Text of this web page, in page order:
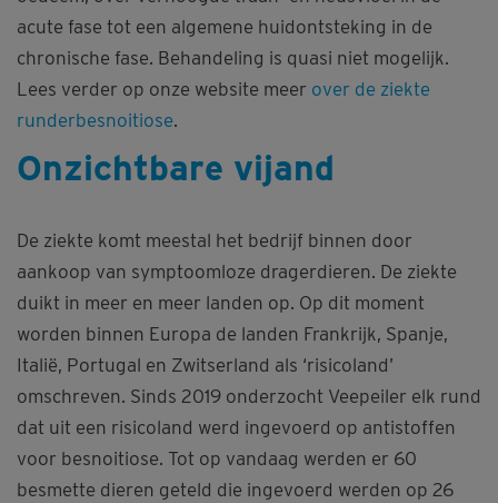
acute fase tot een algemene huidontsteking in de
chronische fase. Behandeling is quasi niet mogelijk.
Lees verder op onze website meer over de ziekte
runderbesnoitiose.
Onzichtbare vijand
De ziekte komt meestal het bedrijf binnen door
aankoop van symptoomloze dragerdieren. De ziekte
duikt in meer en meer landen op. Op dit moment
worden binnen Europa de landen Frankrijk, Spanje,
Italië, Portugal en Zwitserland als ‘risicoland’
omschreven. Sinds 2019 onderzocht Veepeiler elk rund
dat uit een risicoland werd ingevoerd op antistoffen
voor besnoitiose. Tot op vandaag werden er 60
besmette dieren geteld die ingevoerd werden op 26